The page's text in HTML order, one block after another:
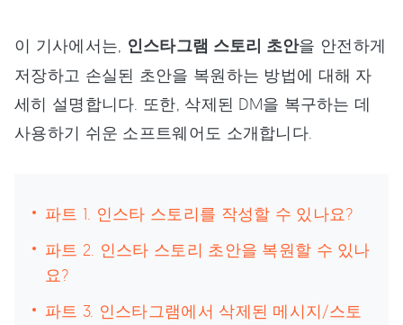
이 기사에서는, 인스타그램 스토리 초안을 안전하게
저장하고 손실된 초안을 복원하는 방법에 대해 자
세히 설명합니다. 또한, 삭제된 DM을 복구하는 데
사용하기 쉬운 소프트웨어도 소개합니다.
파트 1. 인스타 스토리를 작성할 수 있나요?
파트 2. 인스타 스토리 초안을 복원할 수 있나
요?
파트 3. 인스타그램에서 삭제된 메시지/스토